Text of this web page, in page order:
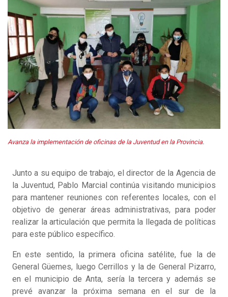
Avanza la implementación de oficinas de la Juventud en la Provincia.
Junto a su equipo de trabajo, el director de la Agencia de
la Juventud, Pablo Marcial continúa visitando municipios
para mantener reuniones con referentes locales, con el
objetivo de generar áreas administrativas, para poder
realizar la articulación que permita la llegada de políticas
para este público específico.
En este sentido, la primera oficina satélite, fue la de
General Güemes, luego Cerrillos y la de General Pizarro,
en el municipio de Anta, sería la tercera y además se
prevé avanzar la próxima semana en el sur de la